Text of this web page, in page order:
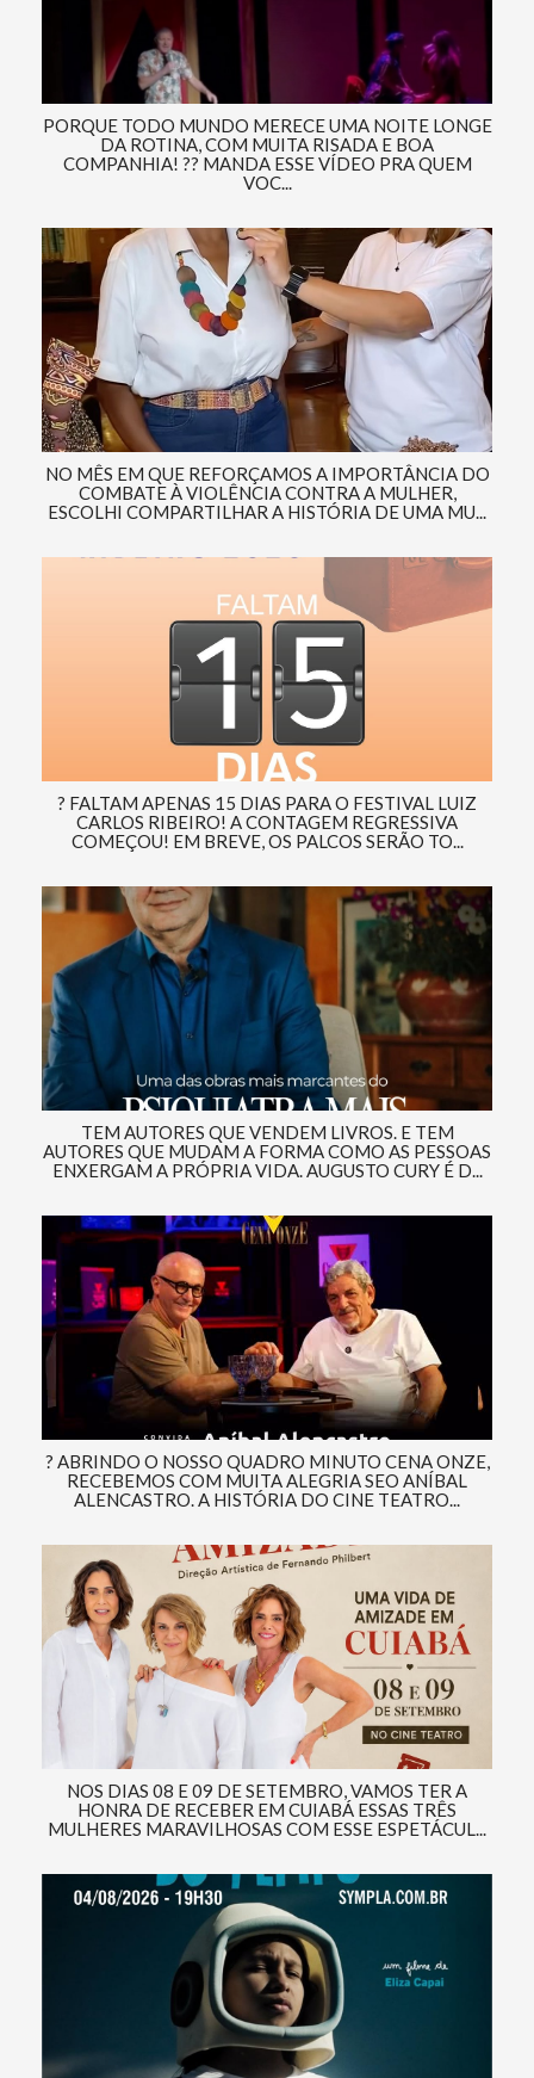
PORQUE TODO MUNDO MERECE UMA NOITE LONGE
DA ROTINA, COM MUITA RISADA E BOA
COMPANHIA! ?? MANDA ESSE VÍDEO PRA QUEM
VOC...
NO MÊS EM QUE REFORÇAMOS A IMPORTÂNCIA DO
COMBATE À VIOLÊNCIA CONTRA A MULHER,
ESCOLHI COMPARTILHAR A HISTÓRIA DE UMA MU...
? FALTAM APENAS 15 DIAS PARA O FESTIVAL LUIZ
CARLOS RIBEIRO! A CONTAGEM REGRESSIVA
COMEÇOU! EM BREVE, OS PALCOS SERÃO TO...
TEM AUTORES QUE VENDEM LIVROS. E TEM
AUTORES QUE MUDAM A FORMA COMO AS PESSOAS
ENXERGAM A PRÓPRIA VIDA. AUGUSTO CURY É D...
? ABRINDO O NOSSO QUADRO MINUTO CENA ONZE,
RECEBEMOS COM MUITA ALEGRIA SEO ANÍBAL
ALENCASTRO. A HISTÓRIA DO CINE TEATRO...
NOS DIAS 08 E 09 DE SETEMBRO, VAMOS TER A
HONRA DE RECEBER EM CUIABÁ ESSAS TRÊS
MULHERES MARAVILHOSAS COM ESSE ESPETÁCUL...